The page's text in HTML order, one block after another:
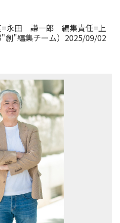
永田 謙一郎 編集責任=上
創"編集チーム）2025/09/02